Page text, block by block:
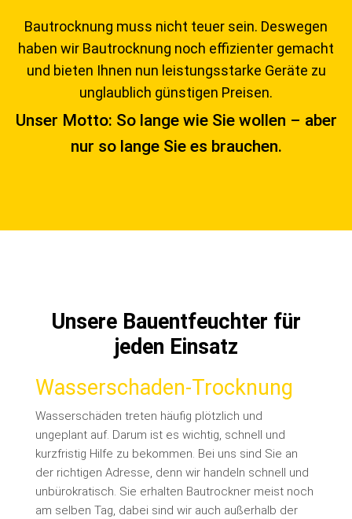
Bautrocknung muss nicht teuer sein. Deswegen
haben wir Bautrocknung noch effizienter gemacht
und bieten Ihnen nun leistungsstarke Geräte zu
unglaublich günstigen Preisen.
Unser Motto: So lange wie Sie wollen – aber
nur so lange Sie es brauchen.
Unsere Bauentfeuchter für
jeden Einsatz
Wasserschaden-Trocknung
Wasserschäden treten häufig plötzlich und
ungeplant auf. Darum ist es wichtig, schnell und
kurzfristig Hilfe zu bekommen. Bei uns sind Sie an
der richtigen Adresse, denn wir handeln schnell und
unbürokratisch. Sie erhalten Bautrockner meist noch
am selben Tag, dabei sind wir auch außerhalb der